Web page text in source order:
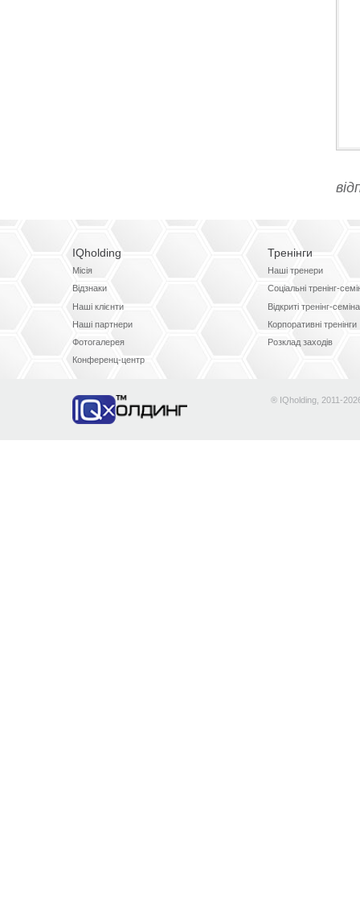
IQholding
Місія
Відзнаки
Наші клієнти
Наші партнери
Фотогалерея
Конференц-центр
Тренінги
Наші тренери
Соціальні тренінг-
Відкриті тренінг-
Корпоративні тренінги
Розклад заходів
® IQholding, 2011-